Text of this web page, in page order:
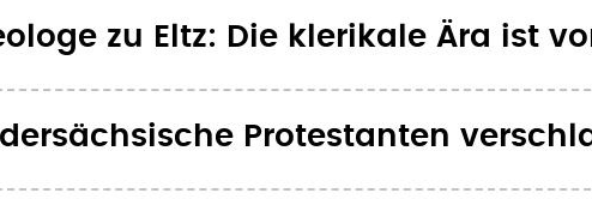
zu Eltz: Die klerikale Ära ist
Protestanten